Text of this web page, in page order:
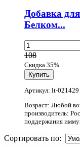
Добавка
Белком...
108
Скидка 35%
Артикул: lt-021429
Возраст: Любой
производитель:
поддержания
Сортировать по: